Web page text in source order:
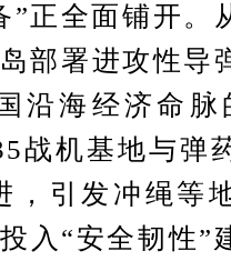
正全面铺开。
部署进攻性导
沿海经济命脉
战机基地与弹
，引发冲绳等
入“安全韧性”